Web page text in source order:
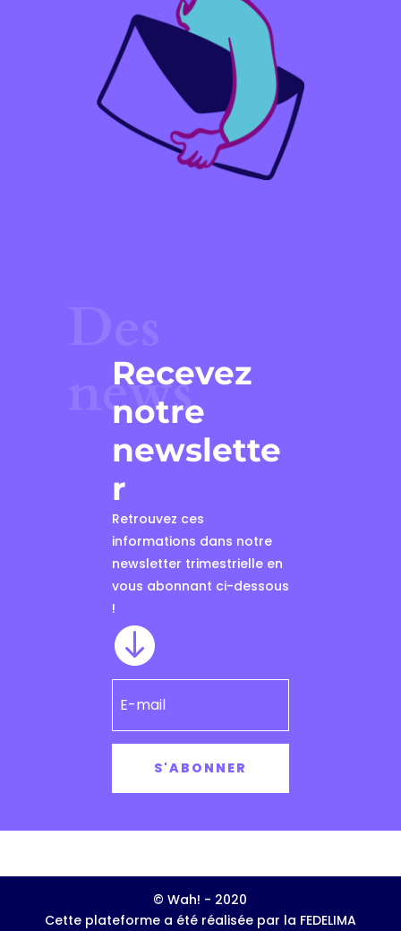
news
Recevez
notre
newslette
r
Retrouvez ces
informations dans notre
newsletter trimestrielle en
vous abonnant ci-dessous
!

S'ABONNER
© Wah! - 2020
Cette plateforme a été réalisée par la FEDELIMA